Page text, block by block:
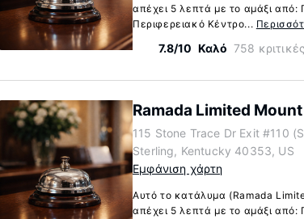
απέχει 5 λεπτά με το αμάξι
Περιφερειακό Κέντρο...
7.8/10 Καλό 758 κριτικές
Ramada Limited
115 Stone Trace Dr Exit #110
Sterling, Kentucky 40353, US
Εμφάνιση χάρτη
Αυτό το κατάλυμα (Ramada
απέχει 5 λεπτά με το αμάξι